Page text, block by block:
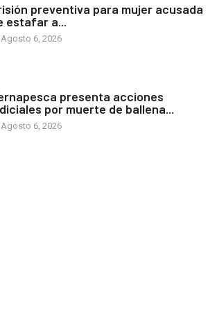
preventiva para mujer acusada
estafar a...
Agosto 6, 2026
presenta acciones
por muerte de ballena...
Agosto 6, 2026